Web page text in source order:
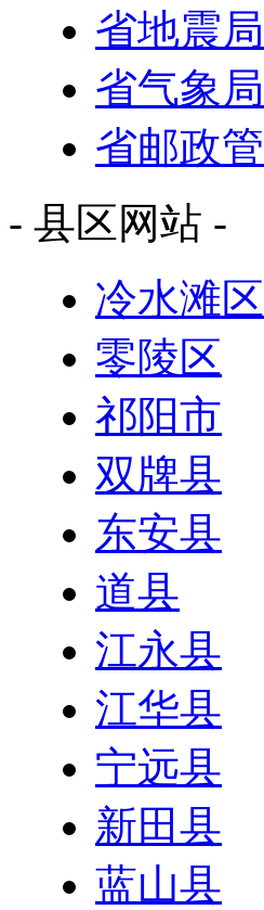
省地震局
省气象局
省邮政
- 县区网站 -
冷水滩区
零陵区
祁阳市
双牌县
东安县
道县
江永县
江华县
宁远县
新田县
蓝山县